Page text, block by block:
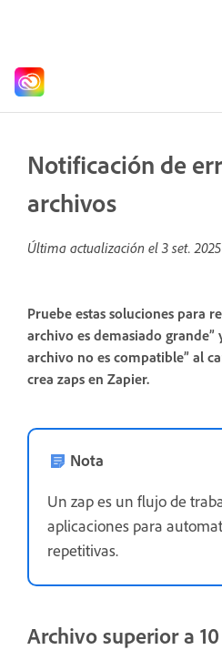
Notificación de
archivos
Última actualización el 3 set. 2025
Pruebe estas soluciones para
archivo es demasiado grande”
archivo no es compatible” al
crea zaps en Zapier.
Nota
Un zap es un flujo de
aplicaciones para
repetitivas.
Archivo superior a